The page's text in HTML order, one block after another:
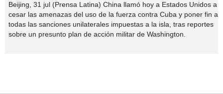
Beijing, 31 jul (Prensa Latina) China llamó hoy a Estados Unidos a
cesar las amenazas del uso de la fuerza contra Cuba y poner fin a
todas las sanciones unilaterales impuestas a la isla, tras reportes
sobre un presunto plan de acción militar de Washington.